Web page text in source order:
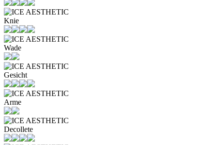
Knie
Wade
Gesicht
Arme
Decollete